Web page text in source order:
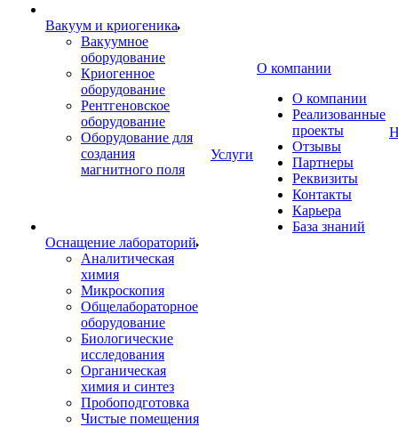
Вакуум и криогеника
Вакуумное
оборудование
Криогенное
оборудование
Рентгеновское
оборудование
Оборудование для
создания
магнитного поля
Оснащение лабораторий
Аналитическая
химия
Микроскопия
Общелабораторное
оборудование
Биологические
исследования
Органическая
химия и синтез
Пробоподготовка
Чистые помещения
Услуги
О компании
О компании
Реализованные
проекты
Отзывы
Партнеры
Реквизиты
Контакты
Карьера
База знаний